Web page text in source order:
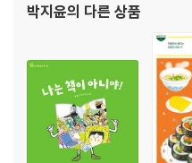
박지윤의 다른 상품